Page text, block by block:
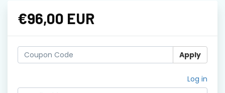
€96,00 EUR
Apply
Log in